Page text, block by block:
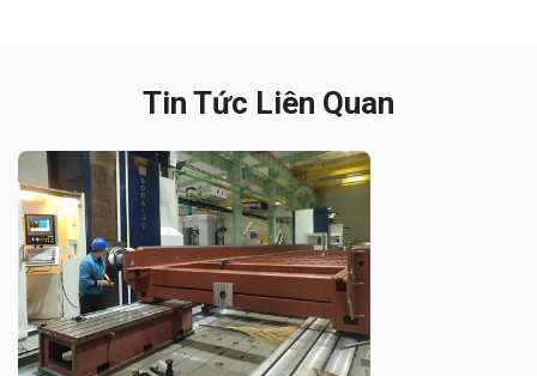
Tin Tức Liên Quan